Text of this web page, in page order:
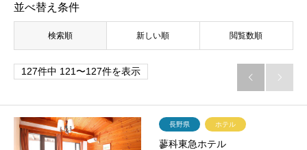
並べ替え条件
検索順 新しい順 閲覧数順
127件中 121〜127件を表示
 
長野県 ホテル
蓼科東急ホテル